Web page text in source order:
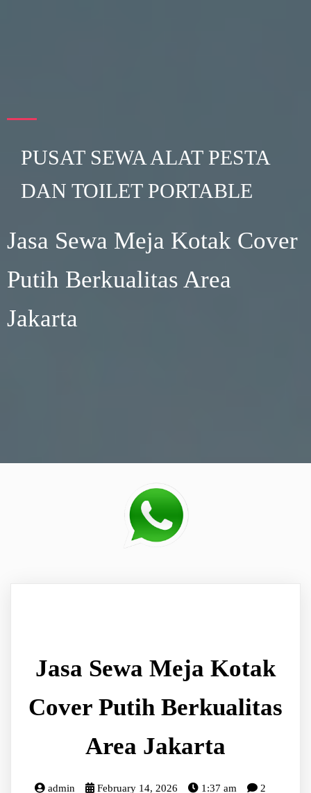
PUSAT SEWA ALAT PESTA
DAN TOILET PORTABLE
Jasa Sewa Meja Kotak Cover
Putih Berkualitas Area
Jakarta
Jasa Sewa Meja Kotak
Cover Putih Berkualitas
Area Jakarta
admin February 14, 2026 1:37 am 2